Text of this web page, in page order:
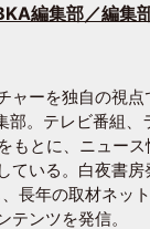
編集部／編集
ャーを独自の視点
部。テレビ番組、
もとに、ニュー
ている。白夜書房
、長年の取材ネッ
テンツを発信。